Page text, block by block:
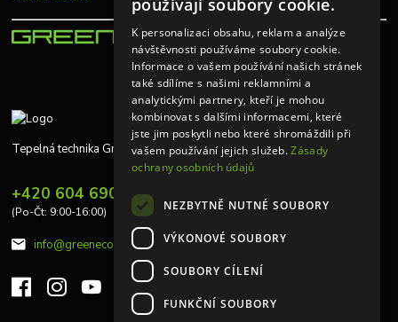
Tepelná technika Greeneco
+420 604 690 848
(Po-Čt: 9:00-16:00)
info@greeneco.cz
používají soubory cookie.
K personalizaci obsahu, reklam a analýze
návštěvnosti používáme soubory cookie.
Informace o vašem používání našich stránek
také sdílíme s našimi reklamními a
analytickými partnery, kteří je mohou
kombinovat s dalšími informacemi, které
jste jim poskytli nebo které shromáždili při
vašem používání jejich služeb.Zásady
ochrany osobních údajů
NEZBYTNĚ NUTNÉ SOUBORY
VÝKONOVÉ SOUBORY
SOUBORY CÍLENÍ
FUNKČNÍ SOUBORY